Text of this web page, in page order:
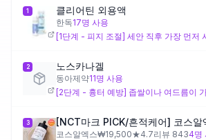
1 클리어틴 외용액
한독17명 사용
2 노스카나겔
동아제약11명 사용
3
코스알엑스₩19,500★4.7리뷰 8434명